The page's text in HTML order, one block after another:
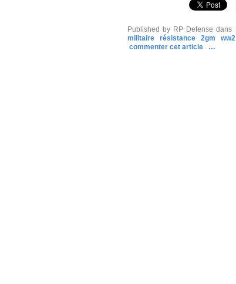
Published by RP Defense dans
militaire
résistance 2gm ww2
commenter cet article
…